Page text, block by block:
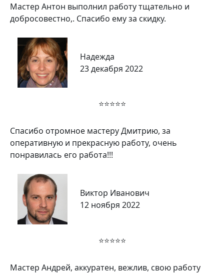
Мастер Антон выполнил работу тщательно и
добросовестно,. Спасибо ему за скидку.
Надежда
23 декабря 2022
⭐⭐⭐⭐⭐
Спасибо отромное мастеру Дмитрию, за
оперативную и прекрасную работу, очень
понравилась его работа!!!
Виктор Иванович
12 ноября 2022
⭐⭐⭐⭐⭐
Мастер Андрей, аккуратен, вежлив, свою работу